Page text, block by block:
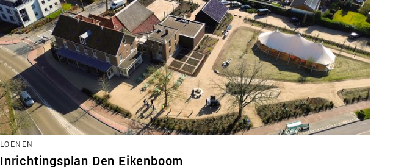
LOENEN
Inrichtingsplan Den Eikenboom